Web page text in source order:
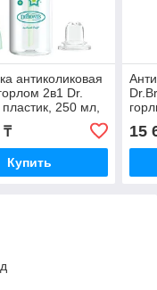
антиколиковая
2в1 Dr.
250 мл,
носик поильника
₸
Купить
15